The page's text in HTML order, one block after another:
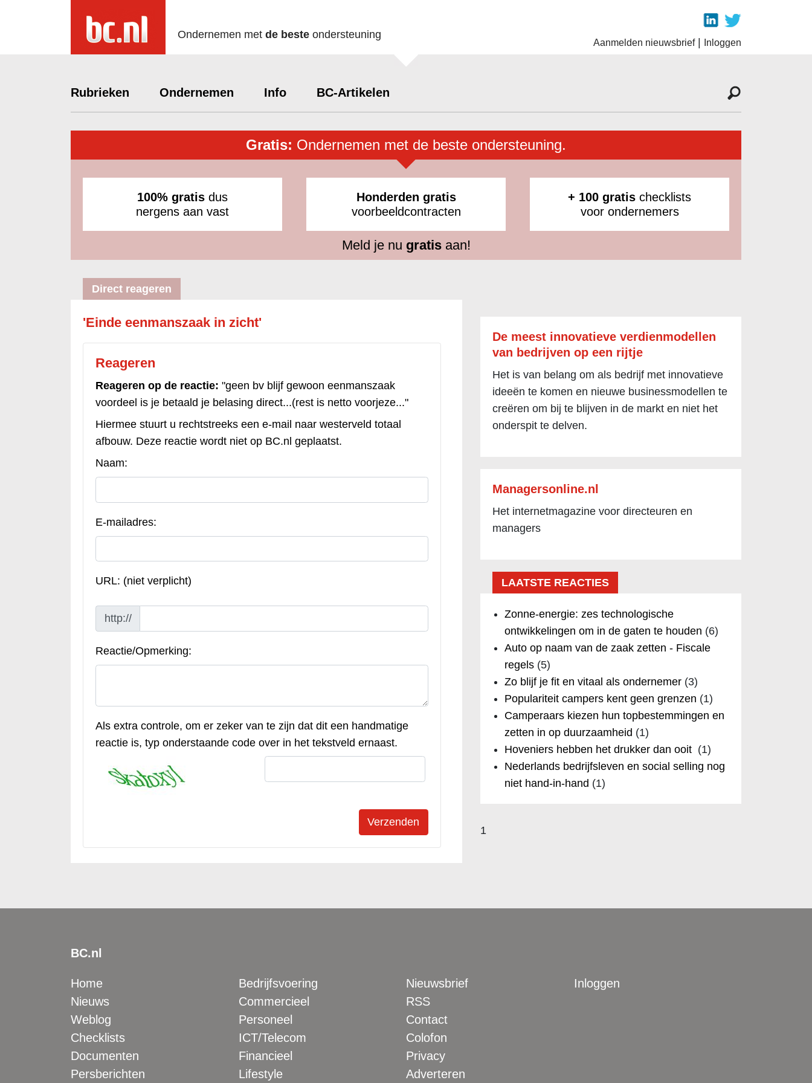
Ondernemen met de beste ondersteuning
Aanmelden nieuwsbrief| Inloggen
Rubrieken Ondernemen Info BC-Artikelen
Gratis: Ondernemen met de beste ondersteuning.
100% gratis dus
nergens aan vast
Honderden gratis
voorbeeldcontracten
+ 100 gratis checklists
voor ondernemers
Meld je nu gratisaan!
Direct reageren
'Einde eenmanszaak in zicht'
Reageren
Reageren op de reactie: "geen bv blijf gewoon eenmanszaak
voordeel is je betaald je belasing direct...(rest is netto voorjeze..."
Hiermee stuurt u rechtstreeks een e-mail naar westerveld totaal
afbouw. Deze reactie wordt niet op BC.nl geplaatst.
Naam:
E-mailadres:
URL: (niet verplicht)
http://
Reactie/Opmerking:
Als extra controle, om er zeker van te zijn dat dit een handmatige
reactie is, typ onderstaande code over in het tekstveld ernaast.
De meest innovatieve verdienmodellen
van bedrijven op een rijtje
Het is van belang om als bedrijf met innovatieve
ideeën te komen en nieuwe businessmodellen te
creëren om bij te blijven in de markt en niet het
onderspit te delven.
Managersonline.nl
Het internetmagazine voor directeuren en
managers
LAATSTE REACTIES
Zonne-energie: zes technologische
ontwikkelingen om in de gaten te houden (6)
Auto op naam van de zaak zetten - Fiscale
regels(5)
Zo blijf je fit en vitaal als ondernemer(3)
Populariteit campers kent geen grenzen (1)
Camperaars kiezen hun topbestemmingen en
zetten in op duurzaamheid (1)
Hoveniers hebben het drukker dan ooit (1)
Nederlands bedrijfsleven en social selling nog
niet hand-in-hand (1)
1
BC.nl
Home
Nieuws
Weblog
Checklists
Documenten
Persberichten
Bedrijfsvoering
Commercieel
Personeel
ICT/Telecom
Financieel
Lifestyle
Nieuwsbrief
RSS
Contact
Colofon
Privacy
Adverteren
Inloggen